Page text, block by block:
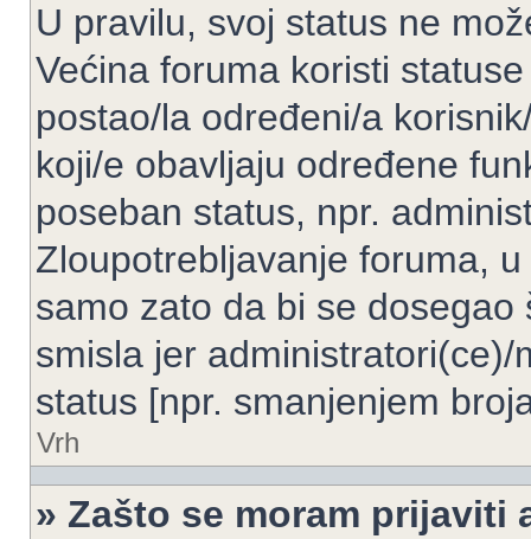
U pravilu, svoj status ne
Većina foruma koristi
postao/la određeni/a
koji/e obavljaju određene
poseban status, npr.
Zloupotrebljavanje foruma,
samo zato da bi se
smisla jer
status [npr. smanjenjem
Vrh
» Zašto se moram prijaviti